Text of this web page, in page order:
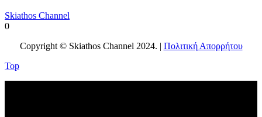
Skiathos Channel
0
Copyright © Skiathos Channel 2024. | Πολιτική Απορρήτου
Top